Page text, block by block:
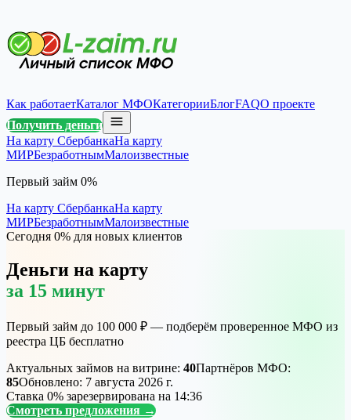
Как работаетКаталог МФОКатегорииБлогFAQО проекте
Получить деньги
На карту СбербанкаНа карту
МИРБезработнымМалоизвестные
Первый займ 0%
На карту СбербанкаНа карту
МИРБезработнымМалоизвестные
Сегодня 0% для новых клиентов
Деньги на карту
за 15 минут
Первый займ до 100 000 ₽ — подберём проверенное МФО из
реестра ЦБ бесплатно
Актуальных займов на витрине: 40Партнёров МФО:
85Обновлено: 7 августа 2026 г.
Ставка 0% зарезервирована на 14:36
Смотреть предложения →